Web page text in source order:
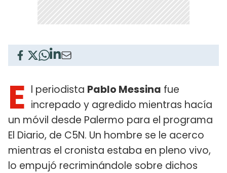
E l periodista Pablo Messina fue
increpado y agredido mientras hacía
un móvil desde Palermo para el programa
El Diario, de C5N. Un hombre se le acerco
mientras el cronista estaba en pleno vivo,
lo empujó recriminándole sobre dichos